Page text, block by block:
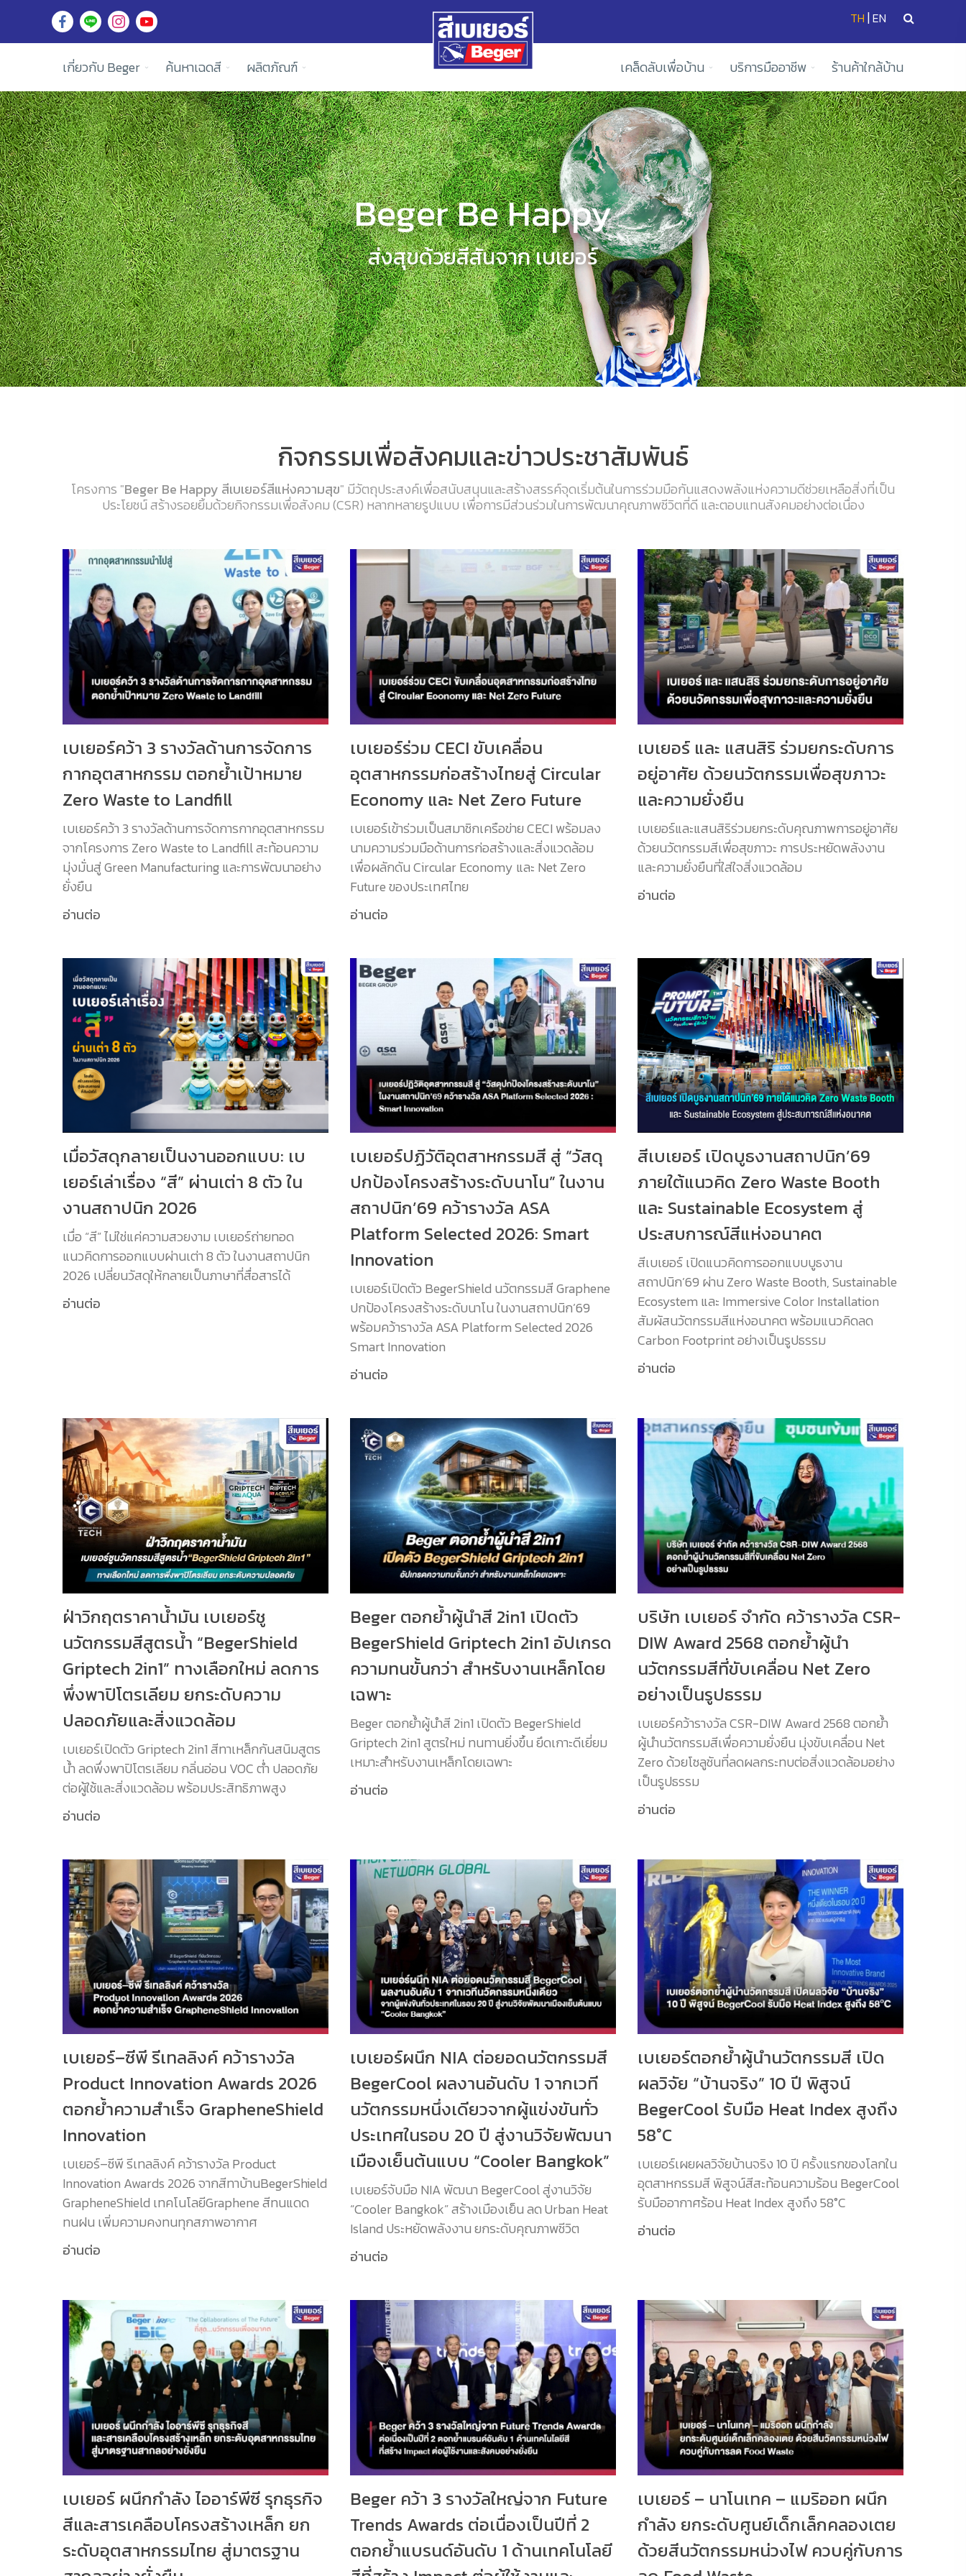
TH |EN
เกี่ยวกับ Beger ค้นหาเฉดสี ผลิตภัณฑ์ เคล็ดลับเพื่อบ้าน บริการมืออาชีพ ร้านค้าใกล้บ้าน
Beger Be Happy
ส่งสุขด้วยสีสันจาก เบเยอร์
กิจกรรมเพื่อสังคมและข่าวประชาสัมพันธ์
โครงการ "Beger Be Happy สีเบเยอร์สีแห่งความสุข" มีวัตถุประสงค์เพื่อสนับสนุนและสร้างสรรค์จุดเริ่มต้นในการร่วมมือกันแสดงพลังแห่งความดีช่วยเหลือสิ่งที่เป็น
ประโยชน์ สร้างรอยยิ้มด้วยกิจกรรมเพื่อสังคม (CSR) หลากหลายรูปแบบ เพื่อการมีส่วนร่วมในการพัฒนาคุณภาพชีวิตที่ดี และตอบแทนสังคมอย่างต่อเนื่อง
เบเยอร์คว้า 3 รางวัลด้านการจัดการ
กากอุตสาหกรรม ตอกย้ำเป้าหมาย
Zero Waste to Landfill
เบเยอร์คว้า 3 รางวัลด้านการจัดการกากอุตสาหกรรม
จากโครงการ Zero Waste to Landfill สะท้อนความ
มุ่งมั่นสู่ Green Manufacturing และการพัฒนาอย่าง
ยั่งยืน
อ่านต่อ
เบเยอร์ร่วม CECI ขับเคลื่อน
อุตสาหกรรมก่อสร้างไทยสู่ Circular
Economy และ Net Zero Future
เบเยอร์เข้าร่วมเป็นสมาชิกเครือข่าย CECI พร้อมลง
นามความร่วมมือด้านการก่อสร้างและสิ่งแวดล้อม
เพื่อผลักดัน Circular Economy และ Net Zero
Future ของประเทศไทย
อ่านต่อ
เบเยอร์ และ แสนสิริ ร่วมยกระดับการ
อยู่อาศัย ด้วยนวัตกรรมเพื่อสุขภาวะ
และความยั่งยืน
เบเยอร์และแสนสิริร่วมยกระดับคุณภาพการอยู่อาศัย
ด้วยนวัตกรรมสีเพื่อสุขภาวะ การประหยัดพลังงาน
และความยั่งยืนที่ใส่ใจสิ่งแวดล้อม
อ่านต่อ
เมื่อวัสดุกลายเป็นงานออกแบบ: เบ
เยอร์เล่าเรื่อง “สี” ผ่านเต่า 8 ตัว ใน
งานสถาปนิก 2026
เมื่อ “สี” ไม่ใช่แค่ความสวยงาม เบเยอร์ถ่ายทอด
แนวคิดการออกแบบผ่านเต่า 8 ตัว ในงานสถาปนิก
2026 เปลี่ยนวัสดุให้กลายเป็นภาษาที่สื่อสารได้
อ่านต่อ
เบเยอร์ปฏิวัติอุตสาหกรรมสี สู่ “วัสดุ
ปกป้องโครงสร้างระดับนาโน” ในงาน
สถาปนิก’69 คว้ารางวัล ASA
Platform Selected 2026: Smart
Innovation
เบเยอร์เปิดตัว BegerShield นวัตกรรมสี Graphene
ปกป้องโครงสร้างระดับนาโน ในงานสถาปนิก’69
พร้อมคว้ารางวัล ASA Platform Selected 2026
Smart Innovation
อ่านต่อ
สีเบเยอร์ เปิดบูธงานสถาปนิก’69
ภายใต้แนวคิด Zero Waste Booth
และ Sustainable Ecosystem สู่
ประสบการณ์สีแห่งอนาคต
สีเบเยอร์ เปิดแนวคิดการออกแบบบูธงาน
สถาปนิก’69 ผ่าน Zero Waste Booth, Sustainable
Ecosystem และ Immersive Color Installation
สัมผัสนวัตกรรมสีแห่งอนาคต พร้อมแนวคิดลด
Carbon Footprint อย่างเป็นรูปธรรม
อ่านต่อ
ฝ่าวิกฤตราคาน้ำมัน เบเยอร์ชู
นวัตกรรมสีสูตรน้ำ “BegerShield
Griptech 2in1” ทางเลือกใหม่ ลดการ
พึ่งพาปิโตรเลียม ยกระดับความ
ปลอดภัยและสิ่งแวดล้อม
เบเยอร์เปิดตัว Griptech 2in1 สีทาเหล็กกันสนิมสูตร
น้ำ ลดพึ่งพาปิโตรเลียม กลิ่นอ่อน VOC ต่ำ ปลอดภัย
ต่อผู้ใช้และสิ่งแวดล้อม พร้อมประสิทธิภาพสูง
อ่านต่อ
Beger ตอกย้ำผู้นำสี 2in1 เปิดตัว
BegerShield Griptech 2in1 อัปเกรด
ความทนขั้นกว่า สำหรับงานเหล็กโดย
เฉพาะ
Beger ตอกย้ำผู้นำสี 2in1 เปิดตัว BegerShield
Griptech 2in1 สูตรใหม่ ทนทานยิ่งขึ้น ยึดเกาะดีเยี่ยม
เหมาะสำหรับงานเหล็กโดยเฉพาะ
อ่านต่อ
บริษัท เบเยอร์ จำกัด คว้ารางวัล CSR-
DIW Award 2568 ตอกย้ำผู้นำ
นวัตกรรมสีที่ขับเคลื่อน Net Zero
อย่างเป็นรูปธรรม
เบเยอร์คว้ารางวัล CSR-DIW Award 2568 ตอกย้ำ
ผู้นำนวัตกรรมสีเพื่อความยั่งยืน มุ่งขับเคลื่อน Net
Zero ด้วยโซลูชันที่ลดผลกระทบต่อสิ่งแวดล้อมอย่าง
เป็นรูปธรรม
อ่านต่อ
เบเยอร์–ซีพี รีเทลลิงค์ คว้ารางวัล
Product Innovation Awards 2026
ตอกย้ำความสำเร็จ GrapheneShield
Innovation
เบเยอร์–ซีพี รีเทลลิงค์ คว้ารางวัล Product
Innovation Awards 2026 จากสีทาบ้านBegerShield
GrapheneShield เทคโนโลยีGraphene สีทนแดด
ทนฝน เพิ่มความคงทนทุกสภาพอากาศ
อ่านต่อ
เบเยอร์ผนึก NIA ต่อยอดนวัตกรรมสี
BegerCool ผลงานอันดับ 1 จากเวที
นวัตกรรมหนึ่งเดียวจากผู้แข่งขันทั่ว
ประเทศในรอบ 20 ปี สู่งานวิจัยพัฒนา
เมืองเย็นต้นแบบ “Cooler Bangkok”
เบเยอร์จับมือ NIA พัฒนา BegerCool สู่งานวิจัย
“Cooler Bangkok” สร้างเมืองเย็น ลด Urban Heat
Island ประหยัดพลังงาน ยกระดับคุณภาพชีวิต
อ่านต่อ
เบเยอร์ตอกย้ำผู้นำนวัตกรรมสี เปิด
ผลวิจัย “บ้านจริง” 10 ปี พิสูจน์
BegerCool รับมือ Heat Index สูงถึง
58°C
เบเยอร์เผยผลวิจัยบ้านจริง 10 ปี ครั้งแรกของโลกใน
อุตสาหกรรมสี พิสูจน์สีสะท้อนความร้อน BegerCool
รับมืออากาศร้อน Heat Index สูงถึง 58°C
อ่านต่อ
เบเยอร์ ผนึกกำลัง ไออาร์พีซี รุกธุรกิจ
สีและสารเคลือบโครงสร้างเหล็ก ยก
ระดับอุตสาหกรรมไทย สู่มาตรฐาน
Beger คว้า 3 รางวัลใหญ่จาก Future
Trends Awards ต่อเนื่องเป็นปีที่ 2
ตอกย้ำแบรนด์อันดับ 1 ด้านเทคโนโลยี
เบเยอร์ – นาโนเทค – แมริออท ผนึก
กำลัง ยกระดับศูนย์เด็กเล็กคลองเตย
ด้วยสีนวัตกรรมหน่วงไฟ ควบคู่กับการ